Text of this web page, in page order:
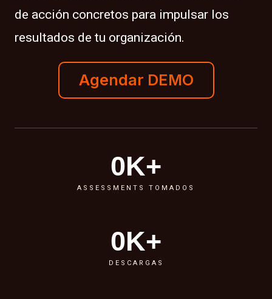
de acción concretos para impulsar los
resultados de tu organización.
Agendar DEMO
ASSESSMENTS TOMADOS
0K+
DESCARGAS
0K+